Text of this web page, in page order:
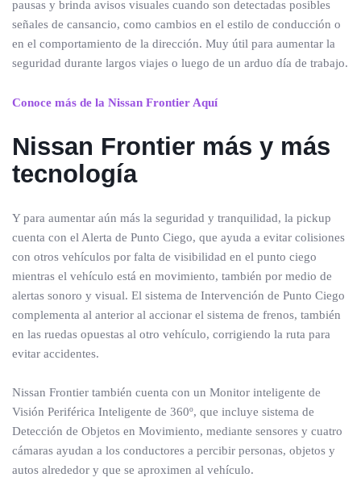
pausas y brinda avisos visuales cuando son detectadas posibles
señales de cansancio, como cambios en el estilo de conducción o
en el comportamiento de la dirección. Muy útil para aumentar la
seguridad durante largos viajes o luego de un arduo día de trabajo.
Conoce más de la Nissan Frontier Aquí
Nissan Frontier más y más
tecnología
Y para aumentar aún más la seguridad y tranquilidad, la pickup
cuenta con el Alerta de Punto Ciego, que ayuda a evitar colisiones
con otros vehículos por falta de visibilidad en el punto ciego
mientras el vehículo está en movimiento, también por medio de
alertas sonoro y visual. El sistema de Intervención de Punto Ciego
complementa al anterior al accionar el sistema de frenos, también
en las ruedas opuestas al otro vehículo, corrigiendo la ruta para
evitar accidentes.
Nissan Frontier también cuenta con un Monitor inteligente de
Visión Periférica Inteligente de 360º, que incluye sistema de
Detección de Objetos en Movimiento, mediante sensores y cuatro
cámaras ayudan a los conductores a percibir personas, objetos y
autos alrededor y que se aproximen al vehículo.